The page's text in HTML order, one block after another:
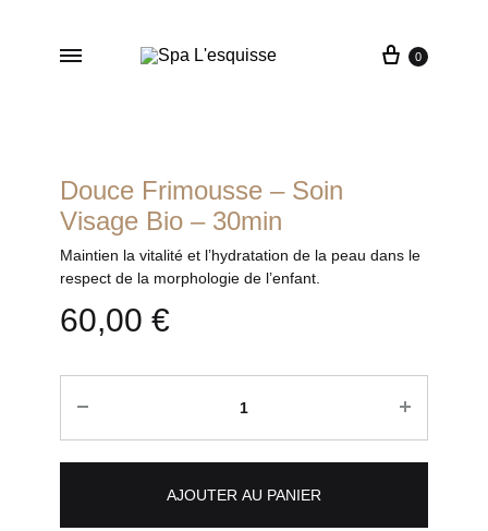
L'Esquisse
&
Spa
–
Colmar
0
Douce Frimousse – Soin
Visage Bio – 30min
Maintien la vitalité et l’hydratation de la peau dans le
respect de la morphologie de l’enfant.
60,00 €
AJOUTER AU PANIER